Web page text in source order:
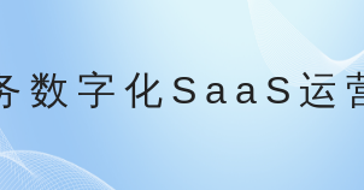
数字化SaaS运